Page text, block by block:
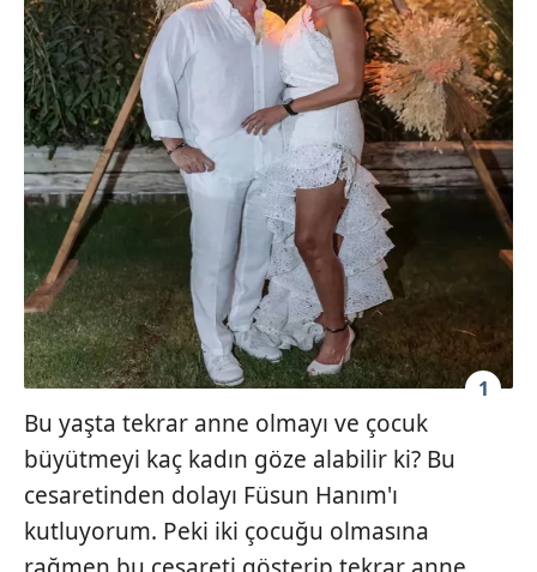
1
Bu yaşta tekrar anne olmayı ve çocuk
büyütmeyi kaç kadın göze alabilir ki? Bu
cesaretinden dolayı Füsun Hanım'ı
kutluyorum. Peki iki çocuğu olmasına